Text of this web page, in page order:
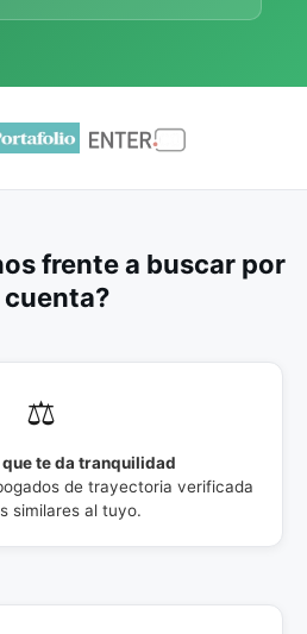
frente a buscar por
⚖️
te da tranquilidad
de trayectoria verificada
similares al tuyo.